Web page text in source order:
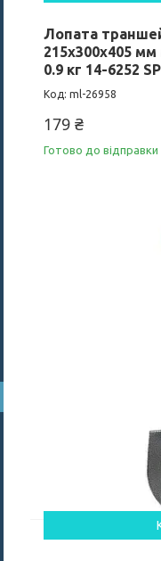
Лопата
215х300х405
0.9 кг 14-6252
ml-26958
179 ₴
Готово до відправки